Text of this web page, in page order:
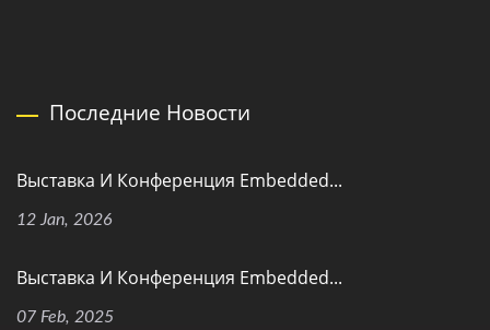
Последние Новости
Выставка И Конференция Embedded...
12 Jan, 2026
Выставка И Конференция Embedded...
07 Feb, 2025